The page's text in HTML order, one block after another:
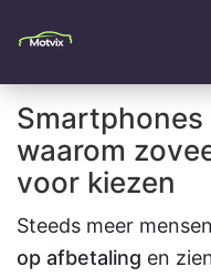
waarom
voor kiezen
Steeds meer
op afbetaling en